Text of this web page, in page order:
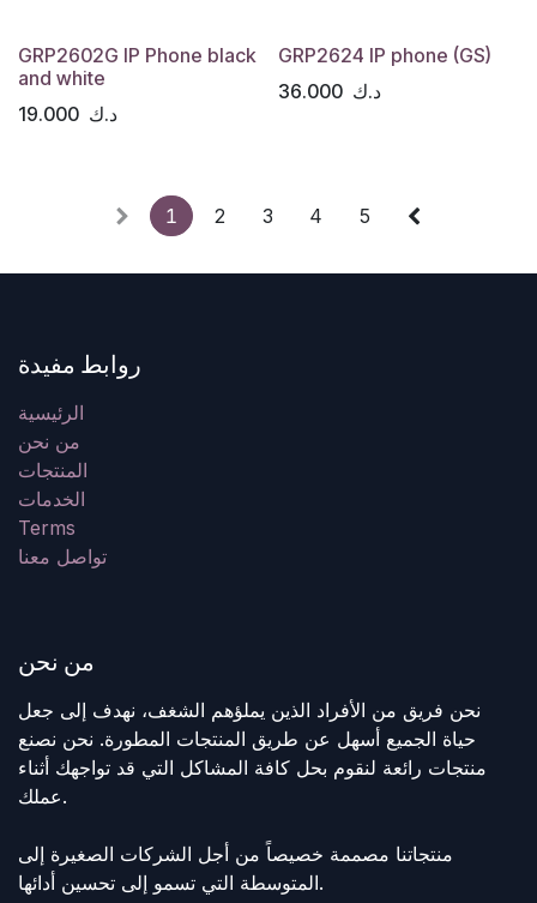
GRP2602G IP Phone black
and white
19.000 د.ك
GRP2624 IP phone (GS)
36.000 د.ك
1 2 3 4 5
روابط مفيدة
الرئيسية
من نحن
المنتجات
الخدمات
Terms
تواصل معنا
من نحن
نحن فريق من الأفراد الذين يملؤهم الشغف، نهدف إلى جعل
حياة الجميع أسهل عن طريق المنتجات المطورة. نحن نصنع
منتجات رائعة لنقوم بحل كافة المشاكل التي قد تواجهك أثناء
عملك.
منتجاتنا مصممة خصيصاً من أجل الشركات الصغيرة إلى
المتوسطة التي تسمو إلى تحسين أدائها.